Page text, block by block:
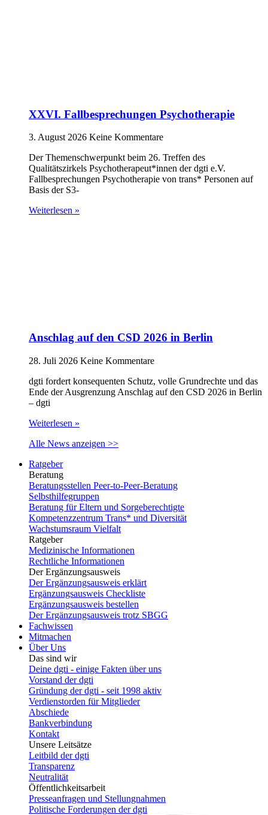
XXVI. Fallbesprechungen Psychotherapie
3. August 2026 Keine Kommentare
Der Themenschwerpunkt beim 26. Treffen des
Qualitätszirkels Psychotherapeut*innen der dgti e.V.
Fallbesprechungen Psychotherapie von trans* Personen auf
Basis der S3-
Weiterlesen »
Anschlag auf den CSD 2026 in Berlin
28. Juli 2026 Keine Kommentare
dgti fordert konsequenten Schutz, volle Grundrechte und das
Ende der Ausgrenzung Anschlag auf den CSD 2026 in Berlin
– dgti
Weiterlesen »
Alle News anzeigen >>
Ratgeber
Beratung
Beratungsstellen Peer-to-Peer-Beratung
Selbsthilfegruppen
Beratung für Eltern und Sorgeberechtigte
Kompetenzzentrum Trans* und Diversität
Wachstumsraum Vielfalt
Ratgeber
Medizinische Informationen
Rechtliche Informationen
Der Ergänzungsausweis
Der Ergänzungsausweis erklärt
Ergänzungsausweis Checkliste
Ergänzungsausweis bestellen
Der Ergänzungsausweis trotz SBGG
Fachwissen
Mitmachen
Über Uns
Das sind wir
Deine dgti - einige Fakten über uns
Vorstand der dgti
Gründung der dgti - seit 1998 aktiv
Verdienstorden für Mitglieder
Abschiede
Bankverbindung
Kontakt
Unsere Leitsätze
Leitbild der dgti
Transparenz
Neutralität
Öffentlichkeitsarbeit
Presseanfragen und Stellungnahmen
Politische Forderungen der dgti